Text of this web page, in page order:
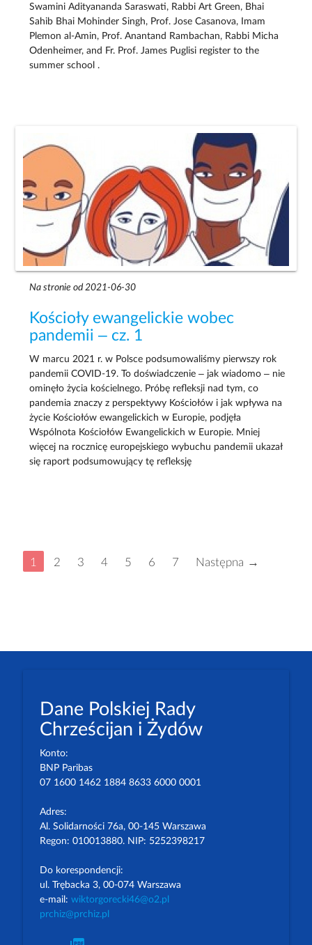
Swamini Adityananda Saraswati, Rabbi Art Green, Bhai
Sahib Bhai Mohinder Singh, Prof. Jose Casanova, Imam
Plemon al-Amin, Prof. Anantand Rambachan, Rabbi Micha
Odenheimer, and Fr. Prof. James Puglisi register to the
summer school .
Na stronie od 2021-06-30
Kościoły ewangelickie wobec
pandemii – cz. 1
W marcu 2021 r. w Polsce podsumowaliśmy pierwszy rok
pandemii COVID-19. To doświadczenie – jak wiadomo – nie
ominęło życia kościelnego. Próbę refleksji nad tym, co
pandemia znaczy z perspektywy Kościołów i jak wpływa na
życie Kościołów ewangelickich w Europie, podjęła
Wspólnota Kościołów Ewangelickich w Europie. Mniej
więcej na rocznicę europejskiego wybuchu pandemii ukazał
się raport podsumowujący tę refleksję
1 2 3 4 5 6 7 Następna →
Dane Polskiej Rady
Chrześcijan i Żydów
Konto:
BNP Paribas
07 1600 1462 1884 8633 6000 0001
Adres:
Al. Solidarności 76a, 00-145 Warszawa
Regon: 010013880. NIP: 5252398217
Do korespondencji:
ul. Trębacka 3, 00-074 Warszawa
e-mail: wiktorgorecki46@o2.pl
prchiz@prchiz.pl